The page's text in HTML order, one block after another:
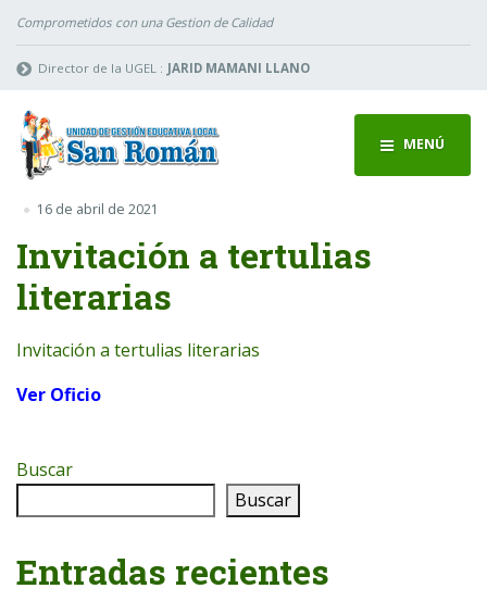
Comprometidos con una Gestion de Calidad
Director de la UGEL : JARID MAMANI LLANO
MENÚ
16 de abril de 2021
Invitación a tertulias
literarias
Invitación a tertulias literarias
Ver Oficio
Buscar
Buscar
Entradas recientes